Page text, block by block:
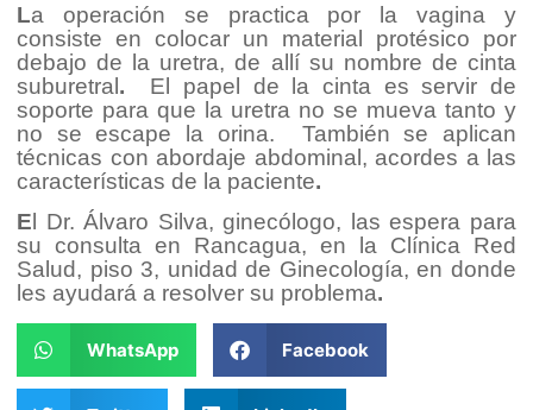
La operación se practica por la vagina y
consiste en colocar un material protésico por
debajo de la uretra, de allí su nombre de cinta
suburetral. El papel de la cinta es servir de
soporte para que la uretra no se mueva tanto y
no se escape la orina. También se aplican
técnicas con abordaje abdominal, acordes a las
características de la paciente.
E l Dr. Álvaro Silva, ginecólogo, las espera para
su consulta en Rancagua, en la Clínica Red
Salud, piso 3, unidad de Ginecología, en donde
les ayudará a resolver su problema.
WhatsApp Facebook